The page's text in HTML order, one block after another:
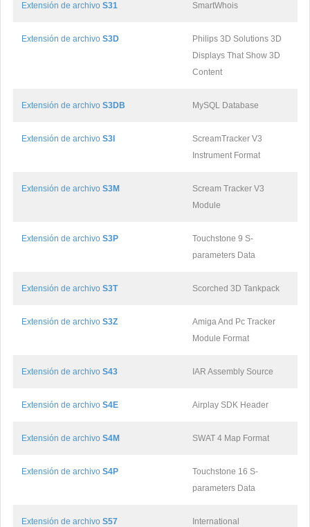
Extensión de archivo S31 SmartWhois
Extensión de archivo S3D
Philips 3D Solutions 3D
Displays That Show 3D
Content
Extensión de archivo S3DB MySQL Database
Extensión de archivo S3I
ScreamTracker V3
Instrument Format
Extensión de archivo S3M
Scream Tracker V3
Module
Extensión de archivo S3P
Touchstone 9 S-
parameters Data
Extensión de archivo S3T Scorched 3D Tankpack
Extensión de archivo S3Z
Amiga And Pc Tracker
Module Format
Extensión de archivo S43 IAR Assembly Source
Extensión de archivo S4E Airplay SDK Header
Extensión de archivo S4M SWAT 4 Map Format
Extensión de archivo S4P
Touchstone 16 S-
parameters Data
Extensión de archivo S57 International